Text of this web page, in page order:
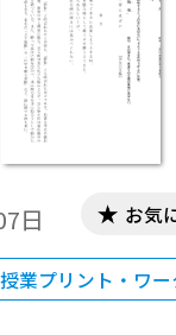
日
授業プリント・ワー
お気